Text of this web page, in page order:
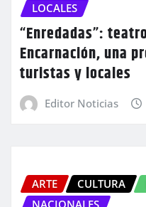
LOCALES
“Enredadas”:
Encarnación, una
turistas y locales
Editor Noticias
ARTE CULTURA
NACIONALES